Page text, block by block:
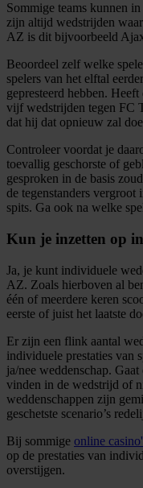
Sommige teams kunnen
zijn altijd wedstrijden
AZ is dit bijvoorbeeld
Beoordeel zelf welke
spelers van het elftal
gepresteerd hebben.
vijf wedstrijden tegen FC
dat hij dat opnieuw zal
Controleer voordat je
toevallig geschorste of
gesproken in de basis
de tegenstanders vergroot
spits. Ga ook na welke
Kun je inzetten op
Ja, je kunt individuele
AZ. Zoals hierboven al
één of meerdere keren
eerste of juist het laatste
Er zijn een flink aantal
individuele prestaties van
ja/nee weddenschap. Gaat
vinden in de wedstrijd of
weddenschappen zijn
geschetste scenario’s
Bij sommige online
op de prestaties van
overstijgen.